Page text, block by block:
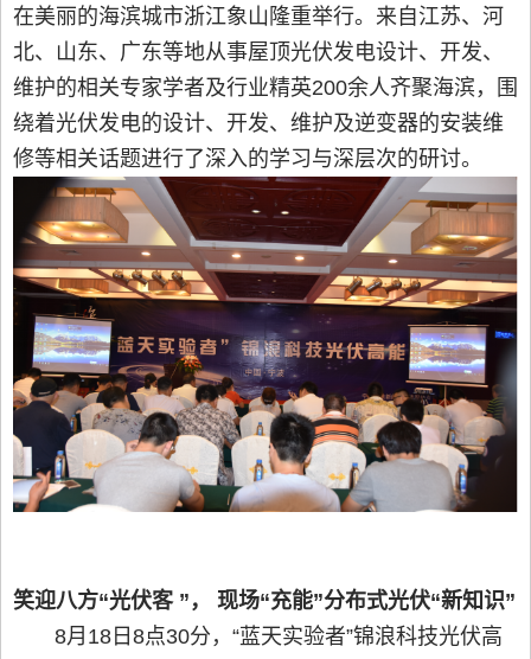
在美丽的海滨城市浙江象山隆重举行。来自江苏、河
北、山东、广东等地从事屋顶光伏发电设计、开发、
维护的相关专家学者及行业精英200余人齐聚海滨，围
绕着光伏发电的设计、开发、维护及逆变器的安装维
修等相关话题进行了深入的学习与深层次的研讨。
笑迎八方“光伏客 ”， 现场“充能”分布式光伏“新知识”
8月18日8点30分，“蓝天实验者”锦浪科技光伏高